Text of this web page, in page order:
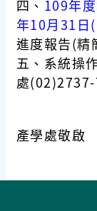
四、 109年
年10月31日
進度報告(精
五、系統操
處
產學處敬啟